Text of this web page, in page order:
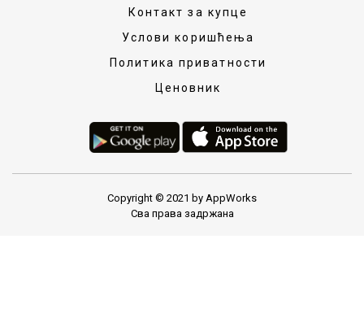
Контакт за купце
Услови коришћења
Политика приватности
Ценовник
Copyright © 2021 by AppWorks
Сва права задржана